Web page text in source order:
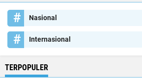
Nasional
Internasional
TERPOPULER